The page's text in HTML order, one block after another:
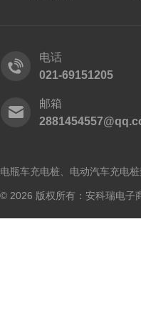
电话
021-69151205
邮箱
电瓶车充电桩、电动汽车充电
© 2026 版权所有：安科瑞电子